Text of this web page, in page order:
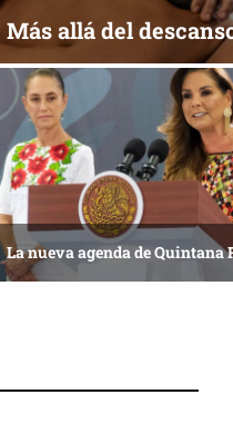
Más allá del
La nueva agenda de Quintana